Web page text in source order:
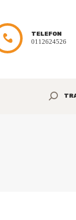
TELEFON
0112624526